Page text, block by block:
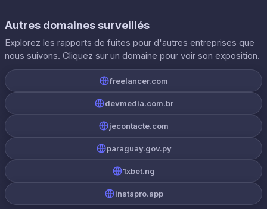
Autres domaines surveillés
Explorez les rapports de fuites pour d'autres entreprises que
nous suivons. Cliquez sur un domaine pour voir son exposition.
freelancer.com
devmedia.com.br
jecontacte.com
paraguay.gov.py
1xbet.ng
instapro.app